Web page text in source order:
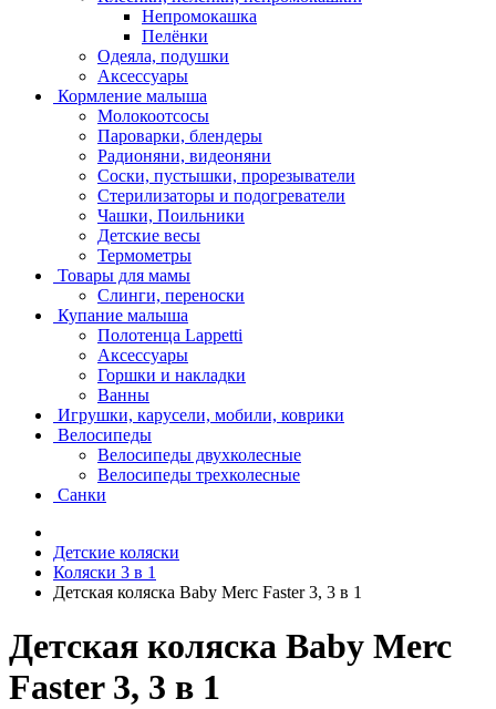
Непромокашка
Пелёнки
Одеяла, подушки
Аксессуары
Кормление малыша
Молокоотсосы
Пароварки, блендеры
Радионяни, видеоняни
Соски, пустышки, прорезыватели
Стерилизаторы и подогреватели
Чашки, Поильники
Детские весы
Термометры
Товары для мамы
Слинги, переноски
Купание малыша
Полотенца Lappetti
Аксессуары
Горшки и накладки
Ванны
Игрушки, карусели, мобили, коврики
Велосипеды
Велосипеды двухколесные
Велосипеды трехколесные
Санки
Детские коляски
Коляски 3 в 1
Детская коляска Baby Merc Faster 3, 3 в 1
Детская коляска Baby Merc
Faster 3, 3 в 1